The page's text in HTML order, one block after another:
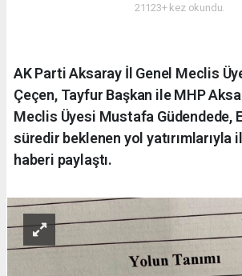
21123+ kez okundu.
AK Parti Aksaray İl Genel Meclis
Çeçen, Tayfur Başkan ile MHP
Meclis Üyesi Mustafa Güdendede,
süredir beklenen yol yatırımlarıyla
haberi paylaştı.